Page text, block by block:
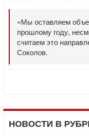
«Мы оставляем
прошлому году,
считаем это
Соколов.
НОВОСТИ В